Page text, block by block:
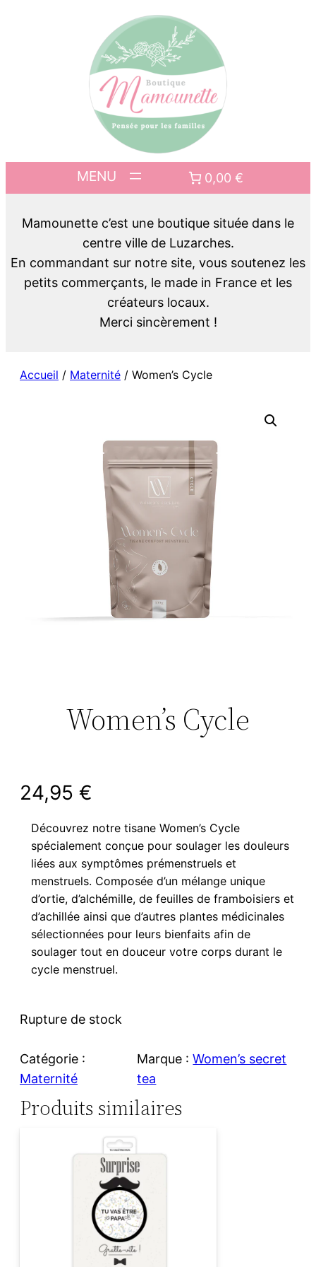
0,00 €
Mamounette c’est une boutique située dans le
centre ville de Luzarches.
En commandant sur notre site, vous soutenez les
petits commerçants, le made in France et les
créateurs locaux.
Merci sincèrement !
Accueil / Maternité / Women’s Cycle
Women’s Cycle
24,95 €
Découvrez notre tisane Women’s Cycle
spécialement conçue pour soulager les douleurs
liées aux symptômes prémenstruels et
menstruels. Composée d’un mélange unique
d’ortie, d’alchémille, de feuilles de framboisiers et
d’achillée ainsi que d’autres plantes médicinales
sélectionnées pour leurs bienfaits afin de
soulager tout en douceur votre corps durant le
cycle menstruel.
Rupture de stock
Catégorie :
Maternité
Marque :Women’s secret
tea
Produits similaires